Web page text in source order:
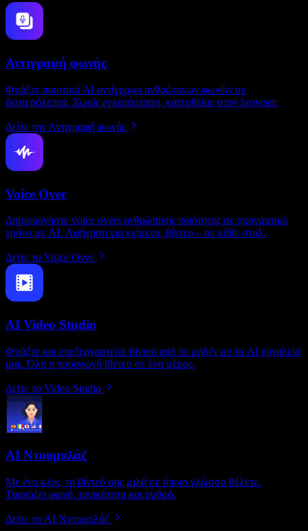
Αντιγραφή φωνής
Φτιάξτε ποιοτικά AI αντίγραφα ανθρώπινων φωνών σε
δευτερόλεπτα. Χωρίς εγκατάσταση, κατευθείαν στον browser.
Δείτε την Αντιγραφή φωνής
Voice Over
Δημιουργήστε voice overs ανθρώπινης ποιότητας σε πραγματικό
χρόνο με AI. Αφήγηση για κείμενα, βίντεο – σε κάθε στυλ.
Δείτε το Voice Over
AI Video Studio
Φτιάξτε και επεξεργαστείτε βίντεο από το μηδέν με τα AI εργαλεία
μας. Όλη η παραγωγή βίντεο σε ένα μέρος.
Δείτε το Video Studio
AI Ντουμπλάζ
Με ένα κλικ, το βίντεό σας μιλά σε όποια γλώσσα θέλετε.
Ταιριάζει φωνή, τονικότητα και ρυθμό.
Δείτε το AI Ντουμπλάζ